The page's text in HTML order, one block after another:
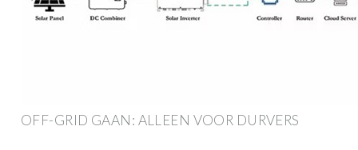
OFF-GRID GAAN: ALLEEN VOOR DURVERS